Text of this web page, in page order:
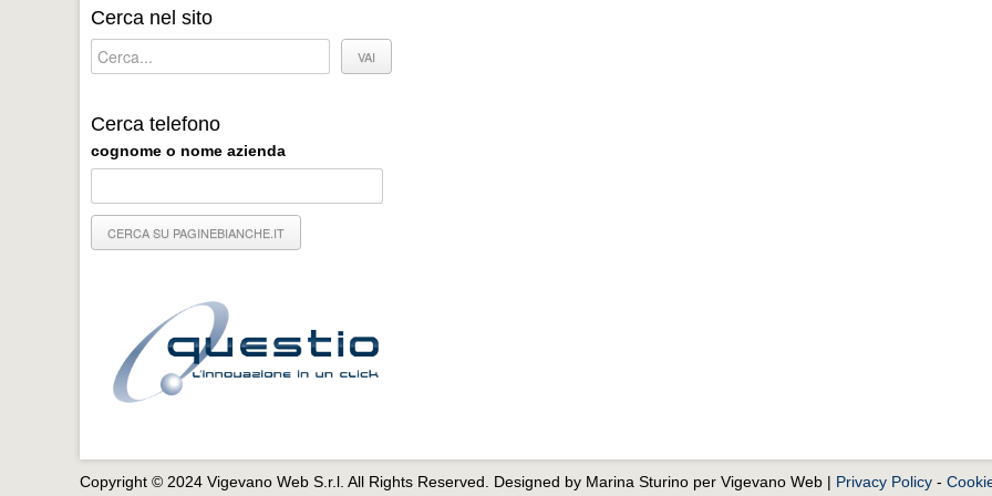
Cerca nel sito
Cerca telefono
cognome o nome azienda
Copyright © 2024 Vigevano Web S.r.l. All Rights Reserved. Designed by Marina Sturino per Vigevano Web | Privacy Policy -